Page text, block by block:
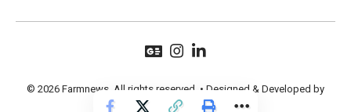
© 2026 Farmnews. All rights reserved. • Designed & Developed by
Hands Perform.